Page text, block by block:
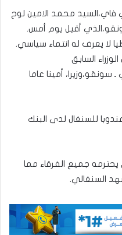
فاي،السيد محمد الامين لوح
أقيل يوم أمس.
لا يعرف له انتماء سياسي.
السابق
أمينا عاما
للسنغال لدى البنك
يحترمه جميع الفرقاء مما
السنغالي.